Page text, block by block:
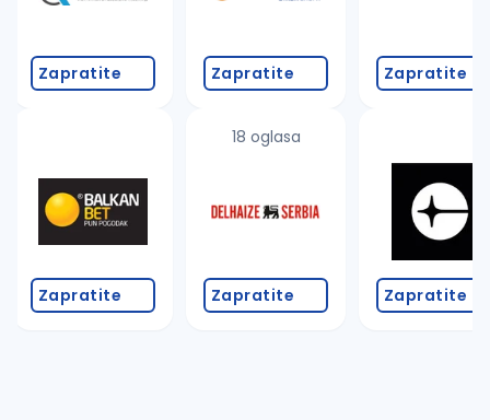
Zapratite
Zapratite
Zapratite
18 oglasa
Zapratite
Zapratite
Zapratite